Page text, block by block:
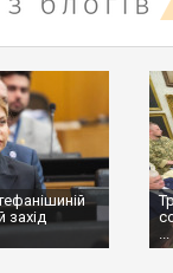
захід
...